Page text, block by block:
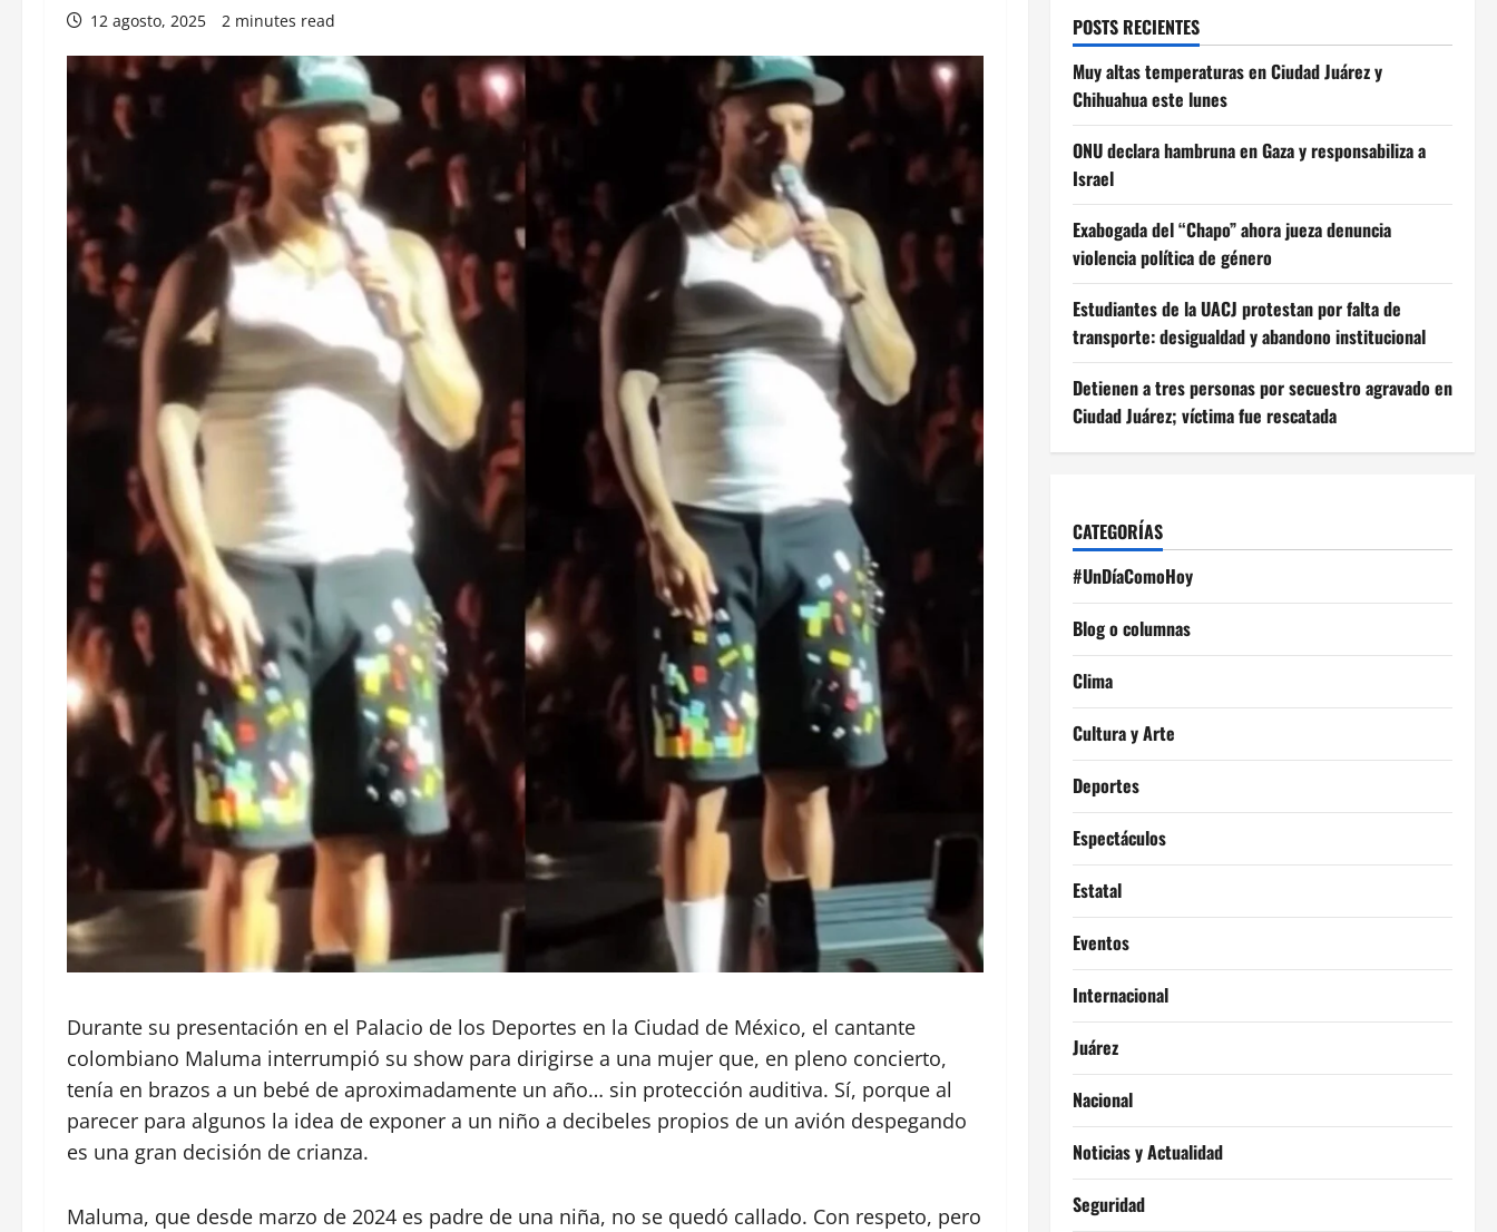
12 agosto, 2025 2 minutes read
Durante su presentación en el Palacio de los Deportes en la Ciudad de México, el cantante
colombiano Maluma interrumpió su show para dirigirse a una mujer que, en pleno concierto,
tenía en brazos a un bebé de aproximadamente un año… sin protección auditiva. Sí, porque al
parecer para algunos la idea de exponer a un niño a decibeles propios de un avión despegando
es una gran decisión de crianza.
Maluma, que desde marzo de 2024 es padre de una niña, no se quedó callado. Con respeto, pero
POSTS RECIENTES
Muy altas temperaturas en Ciudad Juárez y
Chihuahua este lunes
ONU declara hambruna en Gaza y responsabiliza a
Israel
Exabogada del “Chapo” ahora jueza denuncia
violencia política de género
Estudiantes de la UACJ protestan por falta de
transporte: desigualdad y abandono institucional
Detienen a tres personas por secuestro agravado en
Ciudad Juárez; víctima fue rescatada
CATEGORÍAS
#UnDíaComoHoy
Blog o columnas
Clima
Cultura y Arte
Deportes
Espectáculos
Estatal
Eventos
Internacional
Juárez
Nacional
Noticias y Actualidad
Seguridad